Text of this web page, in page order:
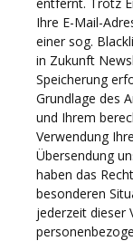
Ihre E-Mail-
einer sog.
in Zukunft
Speicherung
Grundlage des
und Ihrem
Verwendung
Übersendung
haben das
besonderen
jederzeit dieser